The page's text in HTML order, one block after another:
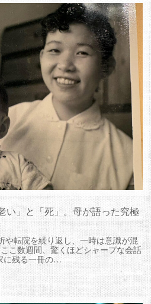
い」と「死」。母が語った究極
や転院を繰り返し、一時は意識が混
こ数週間、驚くほどシャープな会話
に残る一冊の…